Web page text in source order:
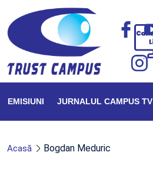
EMISIUNI JURNALUL CAMPUS TV
Acasă Bogdan Meduric